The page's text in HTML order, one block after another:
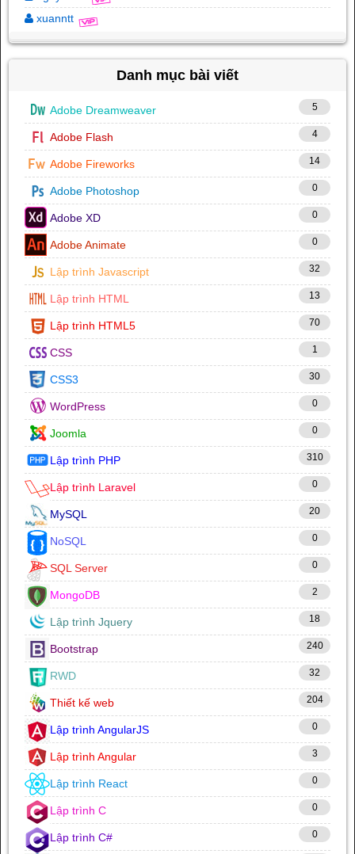
xuanntt
Danh mục bài viết
Adobe Dreamweaver 5
Adobe Flash 4
Adobe Fireworks 14
Adobe Photoshop 0
Adobe XD 0
Adobe Animate 0
Lập trình Javascript 32
Lập trình HTML 13
Lập trình HTML5 70
CSS 1
CSS3 30
WordPress 0
Joomla 0
Lập trình PHP 310
Lập trình Laravel 0
MySQL 20
NoSQL 0
SQL Server 0
MongoDB 2
Lập trình Jquery 18
Bootstrap 240
RWD 32
Thiết kế web 204
Lập trình AngularJS 0
Lập trình Angular 3
Lập trình React 0
Lập trình C 0
Lập trình C# 0